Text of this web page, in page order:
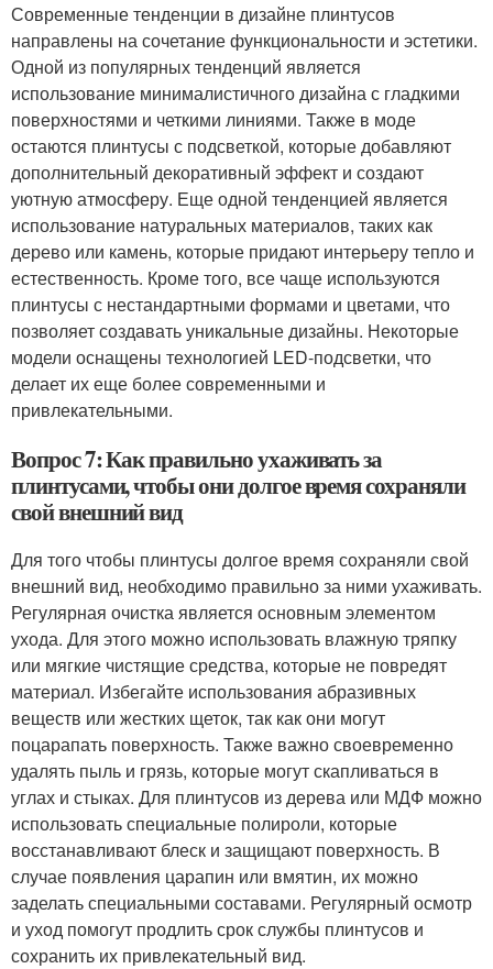
Современные тенденции в дизайне плинтусов
направлены на сочетание функциональности и эстетики.
Одной из популярных тенденций является
использование минималистичного дизайна с гладкими
поверхностями и четкими линиями. Также в моде
остаются плинтусы с подсветкой, которые добавляют
дополнительный декоративный эффект и создают
уютную атмосферу. Еще одной тенденцией является
использование натуральных материалов, таких как
дерево или камень, которые придают интерьеру тепло и
естественность. Кроме того, все чаще используются
плинтусы с нестандартными формами и цветами, что
позволяет создавать уникальные дизайны. Некоторые
модели оснащены технологией LED-подсветки, что
делает их еще более современными и
привлекательными.
Вопрос 7: Как правильно ухаживать за
плинтусами, чтобы они долгое время сохраняли
свой внешний вид
Для того чтобы плинтусы долгое время сохраняли свой
внешний вид, необходимо правильно за ними ухаживать.
Регулярная очистка является основным элементом
ухода. Для этого можно использовать влажную тряпку
или мягкие чистящие средства, которые не повредят
материал. Избегайте использования абразивных
веществ или жестких щеток, так как они могут
поцарапать поверхность. Также важно своевременно
удалять пыль и грязь, которые могут скапливаться в
углах и стыках. Для плинтусов из дерева или МДФ можно
использовать специальные полироли, которые
восстанавливают блеск и защищают поверхность. В
случае появления царапин или вмятин, их можно
заделать специальными составами. Регулярный осмотр
и уход помогут продлить срок службы плинтусов и
сохранить их привлекательный вид.